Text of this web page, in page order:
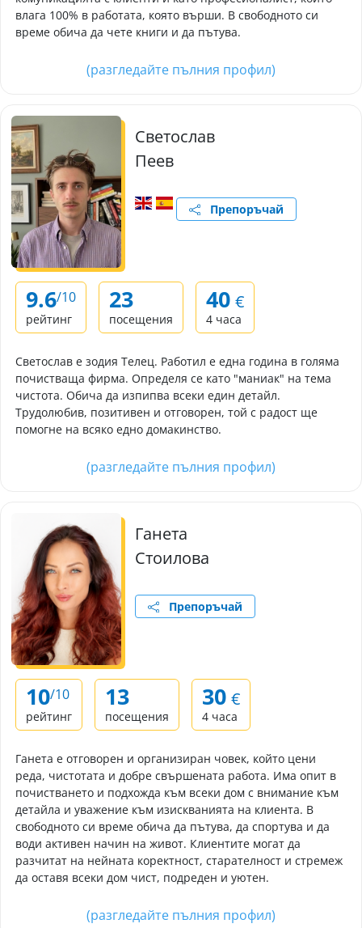
влага 100% в работата, която върши. В свободното си
време обича да чете книги и да пътува.
(разгледайте пълния профил)
Светослав
Пеев
Препоръчай
9.6/10
рейтинг
23
посещения
40 €
4 часа
Светослав е зодия Телец. Работил е една година в голяма
почистваща фирма. Определя се като "маниак" на тема
чистота. Обича да изпипва всеки един детайл.
Трудолюбив, позитивен и отговорен, той с радост ще
помогне на всяко едно домакинство.
(разгледайте пълния профил)
Ганета
Стоилова
Препоръчай
10/10
рейтинг
13
посещения
30 €
4 часа
Ганета е отговорен и организиран човек, който цени
реда, чистотата и добре свършената работа. Има опит в
почистването и подхожда към всеки дом с внимание към
детайла и уважение към изискванията на клиента. В
свободното си време обича да пътува, да спортува и да
води активен начин на живот. Клиентите могат да
разчитат на нейната коректност, старателност и стремеж
да оставя всеки дом чист, подреден и уютен.
(разгледайте пълния профил)